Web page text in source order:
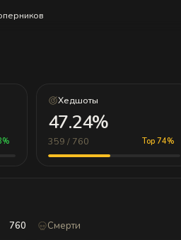
Хедшоты
47.24%
359 / 760 Top 74%
760 Смерти